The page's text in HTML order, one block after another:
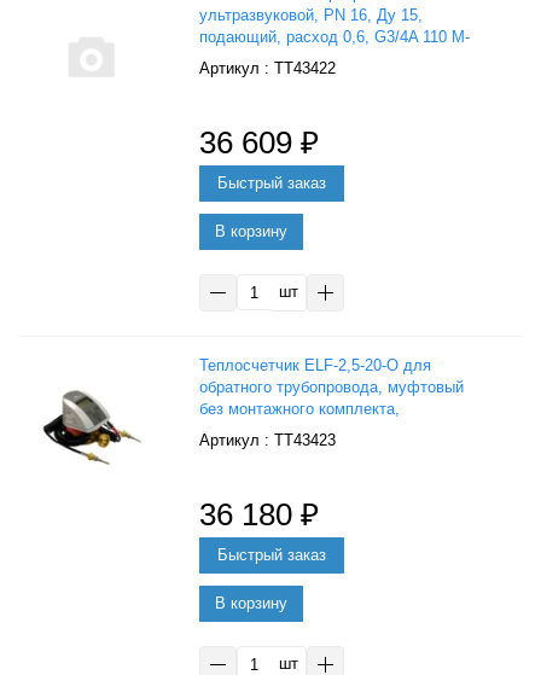
ультразвуковой, PN 16, Ду 15,
подающий, расход 0,6, G3/4A 110 M-
bus, Danfoss 014U0157P
: ТТ43422
36 609 ₽
В корзину
шт
Теплосчетчик ELF-2,5-20-О для
обратного трубопровода, муфтовый
без монтажного комплекта,
Тепловодомер
: ТТ43423
36 180 ₽
В корзину
шт